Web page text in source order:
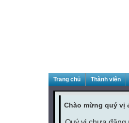
Trang chủ Thành viên
Chào mừng quý vị